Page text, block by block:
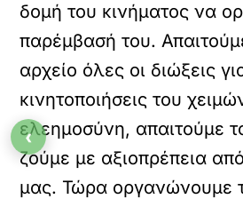
δομή του κινήματος να
παρέμβασή του.
αρχείο όλες οι διώξεις
κινητοποιήσεις του
ελεημοσύνη, απαιτούμε
ζούμε με αξιοπρέπεια
μας. Τώρα οργανώνουμε
‹